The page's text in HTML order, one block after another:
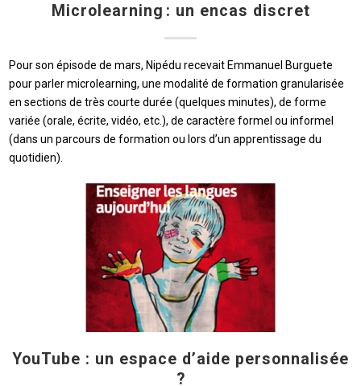
Microlearning : un encas discret
Pour son épisode de mars, Nipédu recevait Emmanuel Burguete
pour parler microlearning, une modalité de formation granularisée
en sections de très courte durée (quelques minutes), de forme
variée (orale, écrite, vidéo, etc.), de caractère formel ou informel
(dans un parcours de formation ou lors d’un apprentissage du
quotidien).
YouTube : un espace d’aide personnalisée
?